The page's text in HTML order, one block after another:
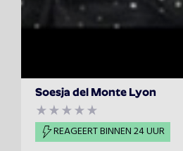
Soesja del Monte Lyon
REAGEERT BINNEN 24 UUR